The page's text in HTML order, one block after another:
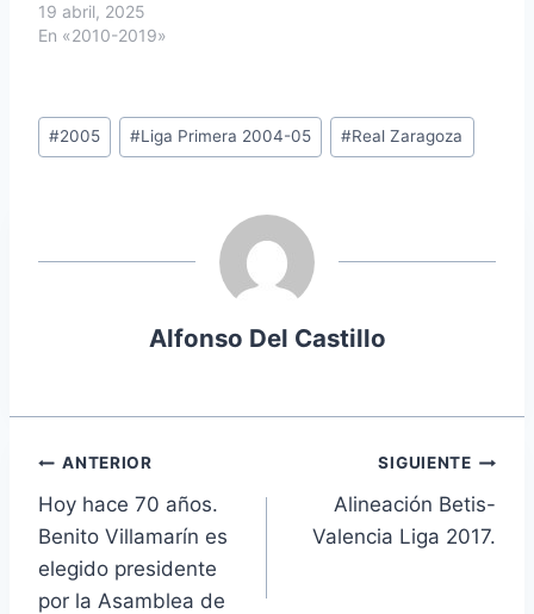
19 abril, 2025
En «2010-2019»
Etiquetas
de
#2005 #Liga Primera 2004-05 #Real Zaragoza
Alfonso Del Castillo
Navegación
de
entradas
ANTERIOR
Hoy hace 70 años.
Benito Villamarín es
elegido presidente
por la Asamblea de
SIGUIENTE
Alineación Betis-
Valencia Liga 2017.